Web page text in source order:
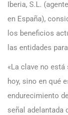
Iberia, S.L.
en España),
los beneficios
las entidades
«La clave no
hoy, sino en qué
endurecimiento
señal adelantada